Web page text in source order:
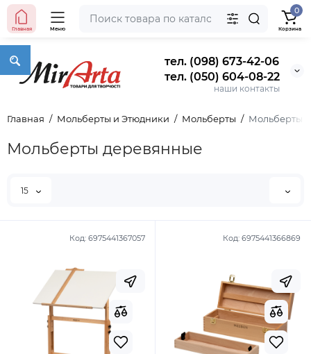
тел. (098) 673-42-06
тел. (050) 604-08-22
наши контакты
Главная Меню
0
Корзина
Главная Мольберты и Этюдники Мольберты Мольберты
Мольберты деревянные
15
Код: 6975441367057 Код: 6975441366869